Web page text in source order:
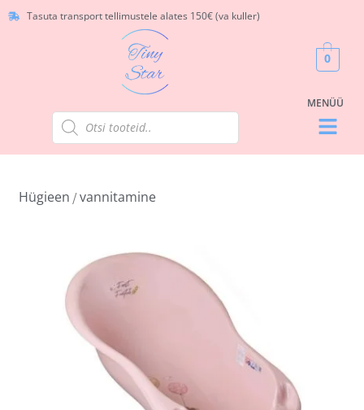
Tasuta transport tellimustele alates 150€ (va kuller)
0
Hügieen /vannitamine